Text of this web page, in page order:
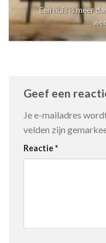
Een huis is meer
Geef een
Je e-mailadres
velden zijn
Reactie*